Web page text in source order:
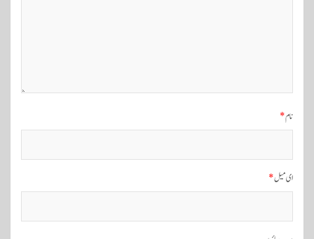
ننام*
ای میل*